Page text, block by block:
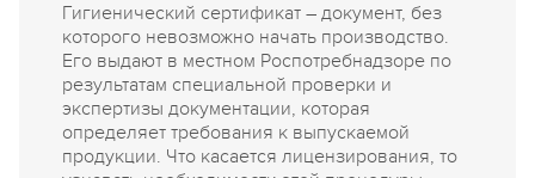
Гигиенический сертификат – документ, без
которого невозможно начать производство.
Его выдают в местном Роспотребнадзоре по
результатам специальной проверки и
экспертизы документации, которая
определяет требования к выпускаемой
продукции. Что касается лицензирования, то